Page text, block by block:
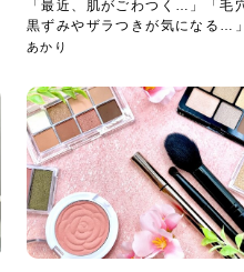
「最近、肌がごわつく…」「毛
黒ずみやザラつきが気になる…
そん...
あかり